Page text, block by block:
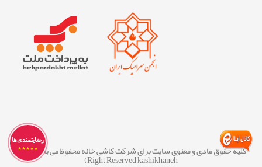
کلیه حقوق مادی و معنوی سایت برای شرکت کاشی خانه محفوظ می ‏باشد. (All
Right Reserved kashikhaneh)
رضایتمندی‌ها
★★★★★